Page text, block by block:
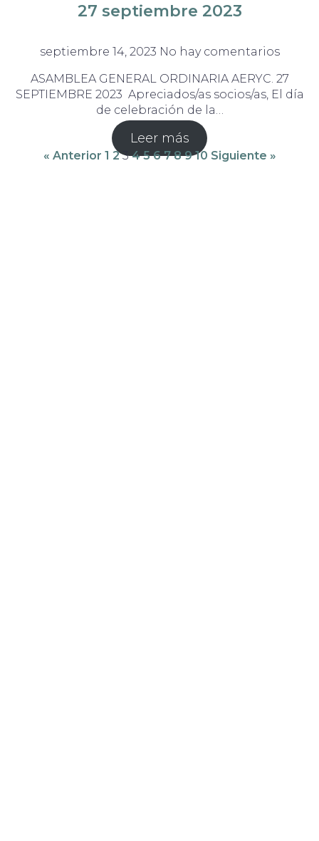
27 septiembre 2023
septiembre 14, 2023 No hay comentarios
ASAMBLEA GENERAL ORDINARIA AERYC. 27
SEPTIEMBRE 2023 Apreciados/as socios/as, El día
de celebración de la…
Leer más
« Anterior 1 2 3 4 5 6 7 8 9 10 Siguiente »